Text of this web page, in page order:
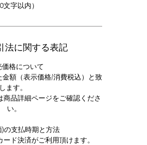
文字以内）
法に関する表記
価格について
額（表示価格/消費税込）と致
します。
品詳細ページをご確認くださ
い。
の支払時期と方法
ド決済がご利用頂けます。